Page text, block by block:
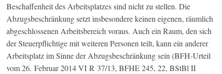
Beschaffenheit des Arbeitsplatzes sind nicht zu stellen. Die
Abzugsbeschränkung setzt insbesondere keinen eigenen, räumlich
abgeschlossenen Arbeitsbereich voraus. Auch ein Raum, den sich
der Steuerpflichtige mit weiteren Personen teilt, kann ein anderer
Arbeitsplatz im Sinne der Abzugsbeschränkung sein (BFH-Urteil
vom 26. Februar 2014 VI R 37/13, BFHE 245, 22, BStBl II